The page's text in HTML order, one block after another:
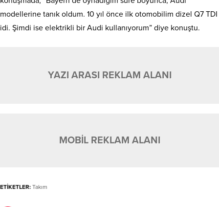
modellerine tanık oldum. 10 yıl önce ilk otomobilim dizel Q7 TDI
idi. Şimdi ise elektrikli bir Audi kullanıyorum” diye konuştu.
YAZI ARASI REKLAM ALANI
MOBİL REKLAM ALANI
ETİKETLER: Takım